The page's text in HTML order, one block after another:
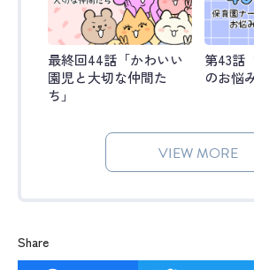
最終回44話「かわいい
園児と大切な仲間た
ち」
第43話
のお悩み
VIEW MORE
Share